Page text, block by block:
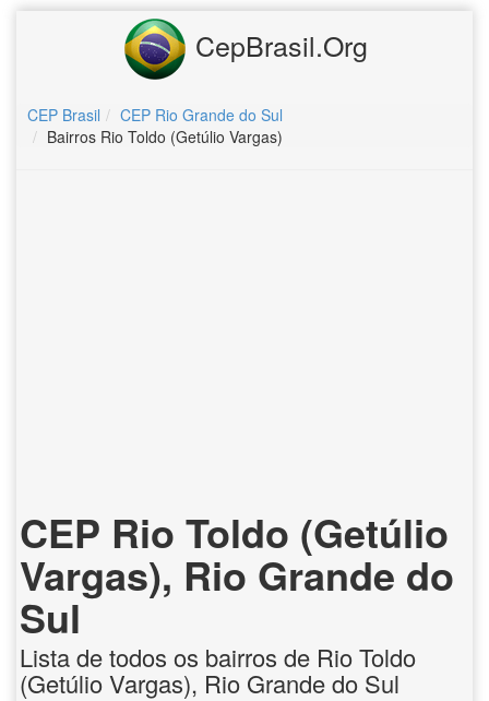
CepBrasil.Org
CEP Brasil
CEP Rio Grande do Sul
Bairros Rio Toldo (Getúlio Vargas)
CEP Rio Toldo (Getúlio
Vargas), Rio Grande do
Sul
Lista de todos os bairros de Rio Toldo
(Getúlio Vargas), Rio Grande do Sul